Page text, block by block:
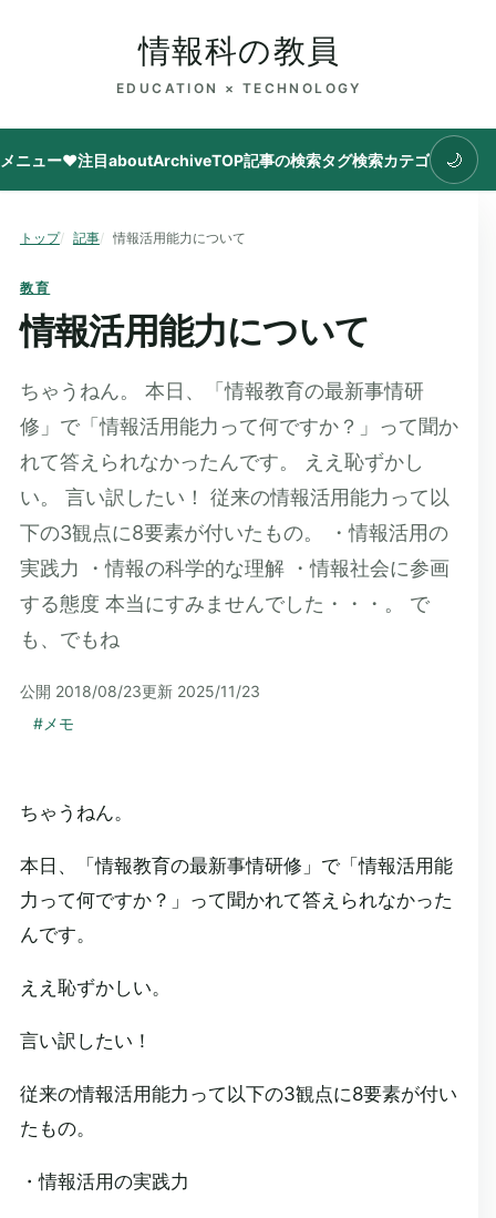
情報科の教員
EDUCATION × TECHNOLOGY
メニュー♥注目aboutArchiveTOP記事の検索タグ検索カテゴリ 🌙
トップ 記事 情報活用能力について
教育
情報活用能力について
ちゃうねん。 本日、「情報教育の最新事情研
修」で「情報活用能力って何ですか？」って聞か
れて答えられなかったんです。 ええ恥ずかし
い。 言い訳したい！ 従来の情報活用能力って以
下の3観点に8要素が付いたもの。 ・情報活用の
実践力 ・情報の科学的な理解 ・情報社会に参画
する態度 本当にすみませんでした・・・。 で
も、でもね
公開 2018/08/23更新 2025/11/23
#メモ
ちゃうねん。
本日、「情報教育の最新事情研修」で「情報活用能
力って何ですか？」って聞かれて答えられなかった
んです。
ええ恥ずかしい。
言い訳したい！
従来の情報活用能力って以下の3観点に8要素が付い
たもの。
・情報活用の実践力